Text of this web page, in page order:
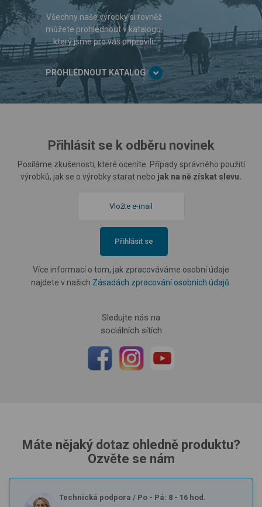
Všechny naše výrobky si rovněž
můžete prohlédnout v katalogu,
který jsme pro vás připravili.
PROHLÉDNOUT KATALOG
Přihlásit se k odběru novinek
Posíláme zkušenosti, které oceníte. Případy správného použití
výrobků, jak se o výrobky starat nebo jak na ně získat slevu.
Přihlásit se
Více informací o tom, jak zpracováváme osobní údaje
najdete v našich Zásadách zpracování osobních údajů
Sledujte nás na
sociálních sítích
Máte nějaký dotaz ohledně produktu?
Ozvěte se nám
Technická podpora / Po - Pá: 8 - 16 hod.